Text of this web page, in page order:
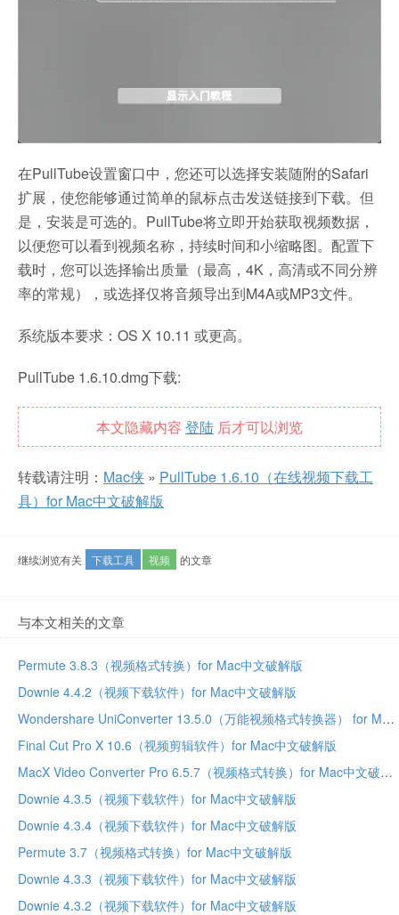
在PullTube设置窗口中，您还可以选择安装随附的Safari
扩展，使您能够通过简单的鼠标点击发送链接到下载。但
是，安装是可选的。PullTube将立即开始获取视频数据，
以便您可以看到视频名称，持续时间和小缩略图。配置下
载时，您可以选择输出质量（最高，4K，高清或不同分辨
率的常规），或选择仅将音频导出到M4A或MP3文件。
系统版本要求：OS X 10.11 或更高。
PullTube 1.6.10.dmg下载:
本文隐藏内容 登陆 后才可以浏览
转载请注明： Mac侠 » PullTube 1.6.10（在线视频下载工
具）for Mac中文破解版
继续浏览有关 下载工具 视频 的文章
与本文相关的文章
Permute 3.8.3（视频格式转换）for Mac中文破解版
Downie 4.4.2（视频下载软件）for Mac中文破解版
Wondershare UniConverter 13.5.0（万能视频格式转换器） for Mac中文破解版
Final Cut Pro X 10.6（视频剪辑软件）for Mac中文破解版
MacX Video Converter Pro 6.5.7（视频格式转换）for Mac中文破解版
Downie 4.3.5（视频下载软件）for Mac中文破解版
Downie 4.3.4（视频下载软件）for Mac中文破解版
Permute 3.7（视频格式转换）for Mac中文破解版
Downie 4.3.3（视频下载软件）for Mac中文破解版
Downie 4.3.2（视频下载软件）for Mac中文破解版